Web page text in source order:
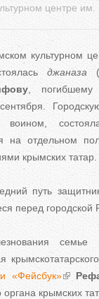
центре
культурном
джаназа
,
воином,
на отдельном
крымских татар.
путь
перед городской
«Фейсбук»
органа крымских